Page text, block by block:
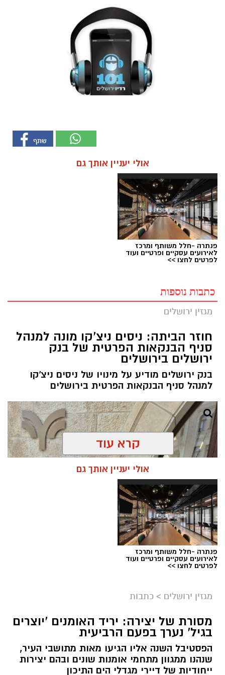
אולי יעניין אותך גם
פנתרה -חלל משותף ומרכז
לאירועים עסקיים ופרטיים ועוד
לפרטים לחצו >>
כתבות נוספות
מגזין ירושלים
חוזר הביתה: ניסים ניצ'קו מונה למנהל
סניף הבנקאות הפרטית של בנק
ירושלים בירושלים
בנק ירושלים מודיע על מינויו של ניסים ניצ'קו
למנהל סניף הבנקאות הפרטית בירושלים
ניסים ניצ'קו . קרדיט צילום - פרטי
תגים: בנק ירושלים
ניצ'קו נימ נה עם מי שהקימו את פעילות הבנקאות
הפרטית של הבנק בירושלים, ועתה
אותה בתקופה של צמיחה והרחבת הפעילות.
בתפקידו האחרון הוא ניהלאת סניף הבנקאות
קרא עוד
אולי יעניין אותך גם
פנתרה -חלל משותף ומרכז
לאירועים עסקיים ופרטיים ועוד
לפרטים לחצו >>
מגזין ירושלים > כתבות
מסורת של יצירה: יריד האומנים 'יוצרים
בגיל' נערך בפעם הרביעית
הפסטיבל השנה אליו הגיעו מאות מתושבי העיר,
שנהנו ממגוון מתחמי אומנות שונים ובהם יצירות
ייחודיות של דיירי מגדלי הים התיכון